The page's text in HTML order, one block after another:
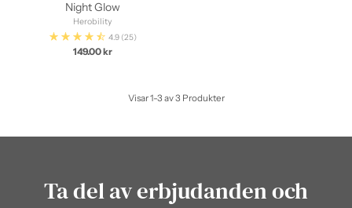
Night Glow
Herobility
4.9 (25)
149.00 kr
Visar 1-3 av 3 Produkter
Ta del av erbjudanden och